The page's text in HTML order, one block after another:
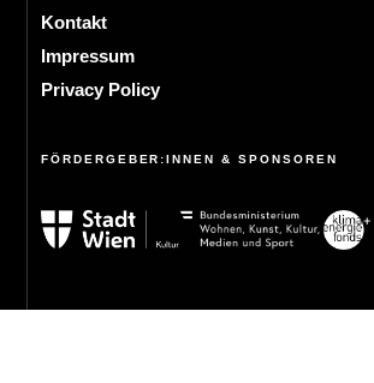
Kontakt
Impressum
Privacy Policy
FÖRDERGEBER:INNEN & SPONSOREN